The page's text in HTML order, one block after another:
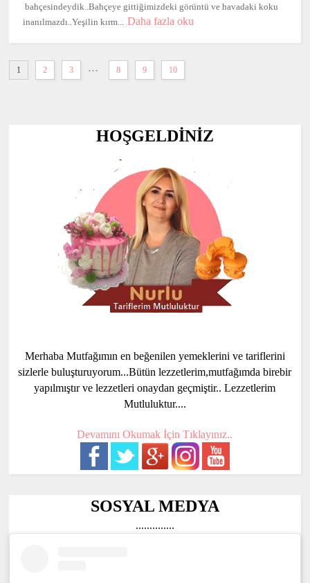
bahçesindeydik..Bahçeye gittiğimizdeki görüntü ve havadaki koku
inanılmazdı..Yeşilin kırm... Daha fazla oku
1 2 3 ... 8 9 10
HOŞGELDİNİZ
Merhaba Mutfağımın en beğenilen yemeklerini ve tariflerini
sizlerle buluşturuyorum...Bütün lezzetlerim,mutfağımda birebir
yapılmıştır ve lezzetleri onaydan geçmiştir.. Lezzetlerim
Mutluluktur....
Devamını Okumak İçin Tıklayınız..
SOSYAL MEDYA
..............